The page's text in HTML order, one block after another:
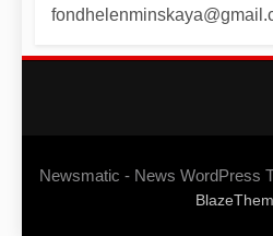
Newsmatic - News WordPress